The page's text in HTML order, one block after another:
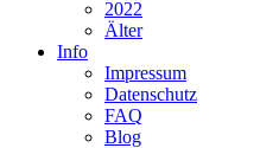
2022
Älter
Info
Impressum
Datenschutz
FAQ
Blog